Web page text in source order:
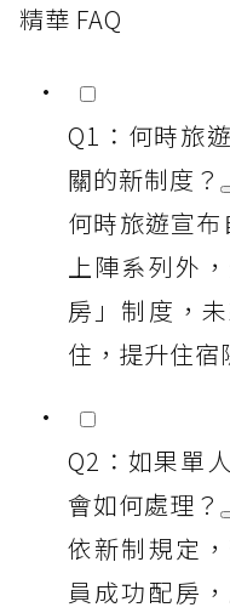
精華 FAQ
Q1：何時旅
關的新制度？
何時旅遊宣
上陣系列外
房」制度，
住，提升住宿
Q2：如果單
會如何處理？
依新制規定
員成功配房